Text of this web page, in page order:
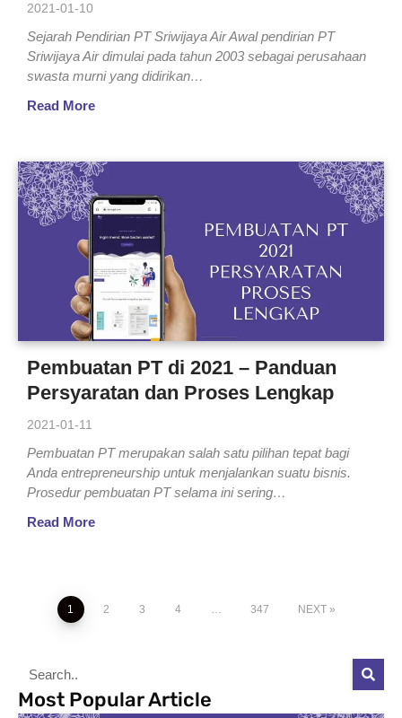
2021-01-10
Sejarah Pendirian PT Sriwijaya Air Awal pendirian PT
Sriwijaya Air dimulai pada tahun 2003 sebagai perusahaan
swasta murni yang didirikan…
Read More
Pembuatan PT di 2021 – Panduan
Persyaratan dan Proses Lengkap
2021-01-11
Pembuatan PT merupakan salah satu pilihan tepat bagi
Anda entrepreneurship untuk menjalankan suatu bisnis.
Prosedur pembuatan PT selama ini sering…
Read More
1 2 3 4 347 NEXT
Most Popular Article